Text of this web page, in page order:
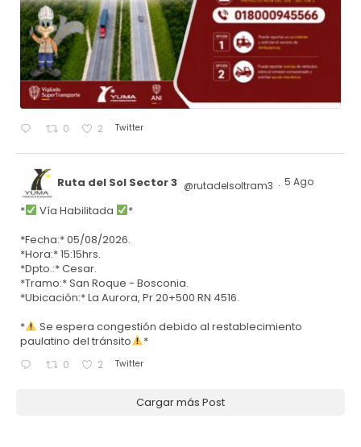
0 2 Twitter
Ruta del Sol Sector 3 @rutadelsoltram3 · 5 Ago
* Vía Habilitada
*
*Fecha:* 05/08/2026.
*Hora:* 15:15hrs.
*Dpto.:* Cesar.
*Tramo:* San Roque - Bosconia.
*Ubicación:* La Aurora, Pr 20+500 RN 4516.
*
Se espera congestión debido al restablecimiento
paulatino del tránsito
*
0 2 Twitter
Cargar más Post